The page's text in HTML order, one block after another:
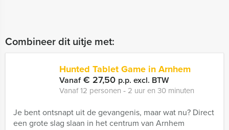
Combineer dit uitje met:
Hunted Tablet Game in Arnhem
Vanaf€ 27,50 p.p. excl. BTW
Vanaf 12 personen ‐ 2 uur en 30 minuten
Je bent ontsnapt uit de gevangenis, maar wat nu? Direct
een grote slag slaan in het centrum van Arnhem